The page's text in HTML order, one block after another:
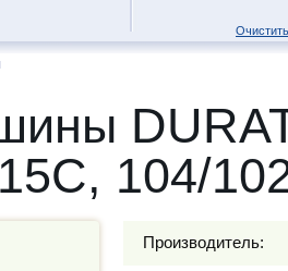
104/
Производитель: